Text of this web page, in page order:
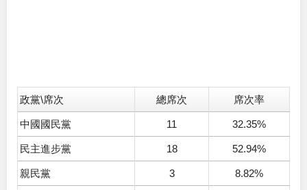
政黨\席次 總席次 席次率
中國國民黨 11 32.35%
民主進步黨 18 52.94%
親民黨 3 8.82%